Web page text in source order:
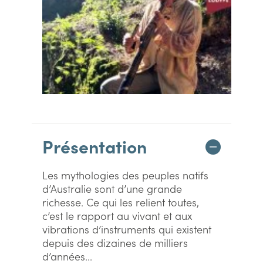
Présentation
Les mythologies des peuples natifs
d’Australie sont d’une grande
richesse. Ce qui les relient toutes,
c’est le rapport au vivant et aux
vibrations d’instruments qui existent
depuis des dizaines de milliers
d’années...